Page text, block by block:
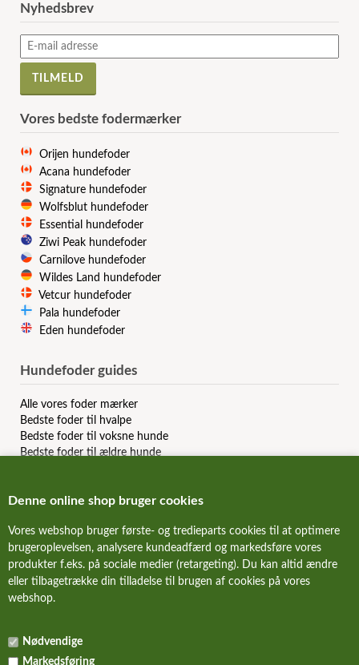
Denne online shop bruger cookies
Vores webshop bruger første- og tredieparts cookies til at optimere
brugeroplevelsen, analysere kundeadfærd og markedsføre vores
produkter f.eks. på sociale medier (retargeting). Du kan altid ændre
eller tilbagetrække din tilladelse til brugen af cookies på vores
webshop.
Nødvendige
Markedsføring
Nyhedsbrev
Vores bedste fodermærker
Orijen hundefoder
Acana hundefoder
Signature hundefoder
Wolfsblut hundefoder
Essential hundefoder
Ziwi Peak hundefoder
Carnilove hundefoder
Wildes Land hundefoder
Vetcur hundefoder
Pala hundefoder
Eden hundefoder
Hundefoder guides
Alle vores foder mærker
Bedste foder til hvalpe
Bedste foder til voksne hunde
Bedste foder til ældre hunde
Bedste slanke hundefoder
Billigste hundefoder mærker
Bedste billige hundefoder
Hundefoder anmeldelser & reviews
NYHEDER